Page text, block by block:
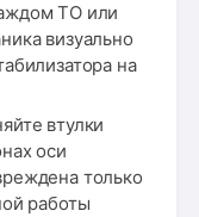
ТО или
визуально
на
втулки
оси
только
работы